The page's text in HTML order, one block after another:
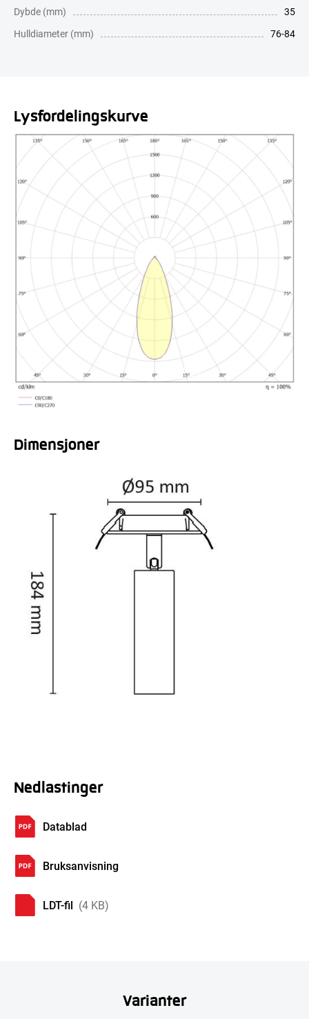
Dybde (mm)
35
Hulldiameter (mm)
76-84
Lysfordelingskurve
Dimensjoner
Nedlastinger
Datablad
Bruksanvisning
LDT-fil (4 KB)
Varianter